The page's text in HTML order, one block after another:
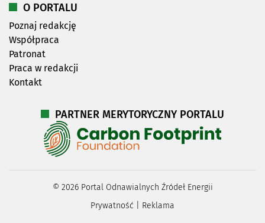
O PORTALU
Poznaj redakcję
Współpraca
Patronat
Praca w redakcji
Kontakt
PARTNER MERYTORYCZNY PORTALU
© 2026Portal Odnawialnych Źródeł Energii
Prywatność
Reklama